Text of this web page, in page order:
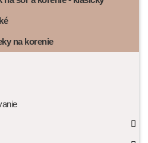
na korenie